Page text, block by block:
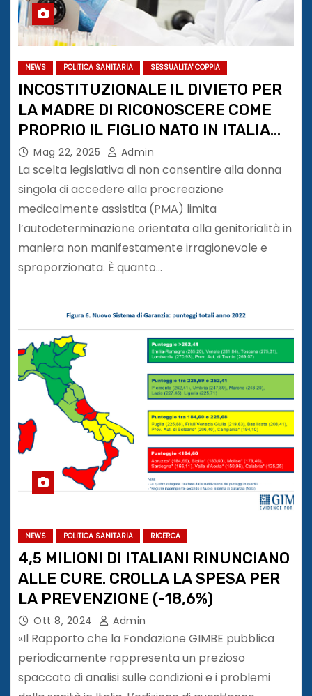
NEWS POLITICA SANITARIA SESSUALITA' COPPIA
INCOSTITUZIONALE IL DIVIETO PER
LA MADRE DI RICONOSCERE COME
PROPRIO IL FIGLIO NATO IN ITALIA
DA PMA PRATICATA ALL’ESTERO
Mag 22, 2025 Admin
La scelta legislativa di non consentire alla donna
singola di accedere alla procreazione
medicalmente assistita (PMA) limita
l’autodeterminazione orientata alla genitorialità in
maniera non manifestamente irragionevole e
sproporzionata. È quanto…
NEWS POLITICA SANITARIA RICERCA
4,5 MILIONI DI ITALIANI RINUNCIANO
ALLE CURE. CROLLA LA SPESA PER
LA PREVENZIONE (-18,6%)
Ott 8, 2024 Admin
«Il Rapporto che la Fondazione GIMBE pubblica
periodicamente rappresenta un prezioso
spaccato di analisi sulle condizioni e i problemi